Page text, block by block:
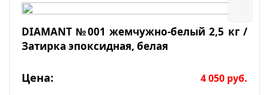
DIAMANT №001 жемчужно-белый 2,5 кг /
Затирка эпоксидная, белая
Цена: 4 050 руб.